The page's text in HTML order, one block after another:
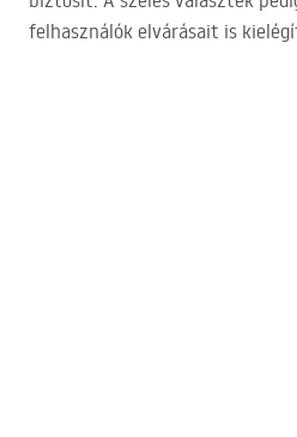
felhasználók elvárásait is